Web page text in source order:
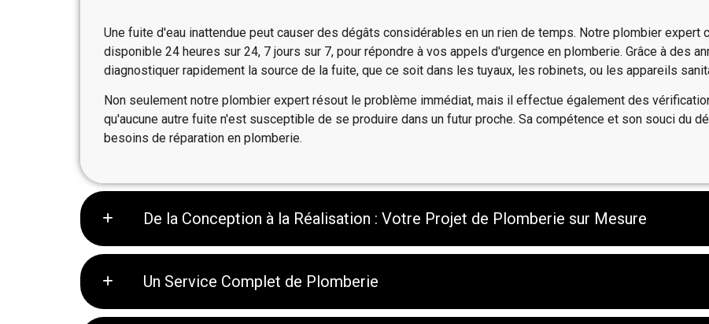
Une fuite d'eau inattendue peut causer des dégâts considérables en un rien de temps. Notre plombier expert
disponible 24 heures sur 24, 7 jours sur 7, pour répondre à vos appels d'urgence en plomberie. Grâce à des
diagnostiquer rapidement la source de la fuite, que ce soit dans les tuyaux, les robinets, ou les appareils
Non seulement notre plombier expert résout le problème immédiat, mais il effectue également des
qu'aucune autre fuite n'est susceptible de se produire dans un futur proche. Sa compétence et son souci du
besoins de réparation en plomberie.
De la Conception à la Réalisation : Votre Projet de Plomberie sur Mesure
Un Service Complet de Plomberie